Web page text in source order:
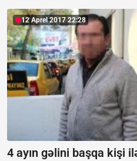
12 Aprel 2017 22:28
4 ayın gəlini başqa kişi